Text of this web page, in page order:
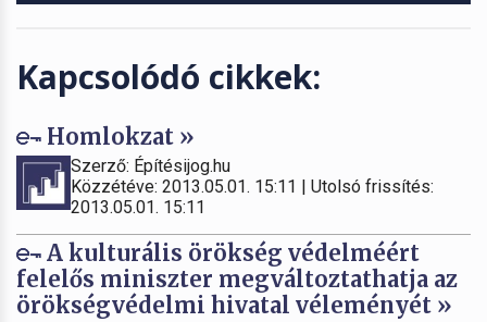
Kapcsolódó cikkek:
Homlokzat »
Szerző: Építésijog.hu
Közzétéve: 2013.05.01. 15:11 | Utolsó frissítés:
2013.05.01. 15:11
A kulturális örökség védelméért
felelős miniszter megváltoztathatja az
örökségvédelmi hivatal véleményét »